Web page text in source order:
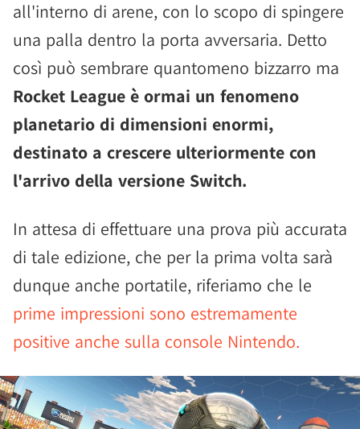
all'interno di arene, con lo scopo di spingere
una palla dentro la porta avversaria. Detto
così può sembrare quantomeno bizzarro ma
Rocket League è ormai un fenomeno
planetario di dimensioni enormi,
destinato a crescere ulteriormente con
l'arrivo della versione Switch.
In attesa di effettuare una prova più accurata
di tale edizione, che per la prima volta sarà
dunque anche portatile, riferiamo che le
prime impressioni sono estremamente
positive anche sulla console Nintendo.